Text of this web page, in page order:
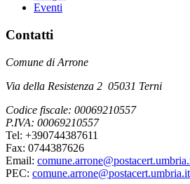
Eventi
Contatti
Comune di Arrone
Via della Resistenza 2 05031 Terni
Codice fiscale: 00069210557
P.IVA: 00069210557
Tel: +390744387611
Fax: 0744387626
Email:
PEC: comune.arrone@postacert.umbria.it